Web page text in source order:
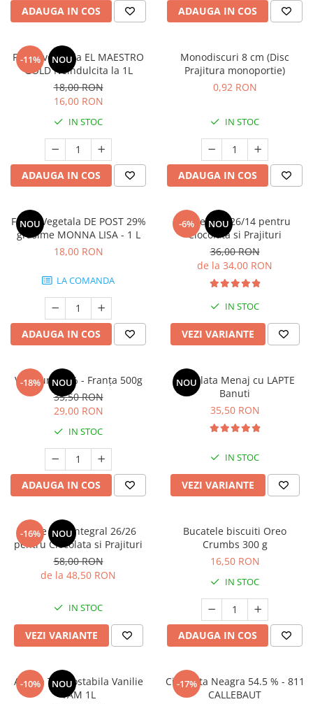
ADAUGA IN COS ADAUGA IN COS
-11% NOU
Frisca vegetala EL MAESTRO
GOLD Neindulcita la 1L
18,00 RON
16,00 RON
IN STOC
ADAUGA IN COS
Monodiscuri 8 cm (Disc
Prajitura monoportie)
0,92 RON
IN STOC
ADAUGA IN COS
NOU
Frisca Vegetala DE POST 29%
grasime MONNA LISA - 1 L
18,00 RON
LA COMANDA
ADAUGA IN COS
-6% NOU
Lapte Praf 26/14 pentru
Ciocolata si Prajituri
36,00 RON
de la 34,00 RON
IN STOC
VEZI VARIANTE
-18% NOU
Voila unt 82% - Franța 500g
35,50 RON
29,00 RON
IN STOC
ADAUGA IN COS
NOU
Ciocolata Menaj cu LAPTE
Banuti
35,50 RON
IN STOC
VEZI VARIANTE
-16% NOU
Lapte Praf Integral 26/26
pentru Ciocolata si Prajituri
58,00 RON
de la 48,50 RON
IN STOC
VEZI VARIANTE
Bucatele biscuiti Oreo
Crumbs 300 g
16,50 RON
IN STOC
ADAUGA IN COS
-10% NOU
Aroma Termostabila Vanilie
YAM 1L
-17%
Ciocolata Neagra 54.5 % - 811
CALLEBAUT